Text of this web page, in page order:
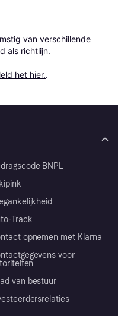
van verschillende
als richtlijn.
het hier..
BNPL
Track
opnemen met Klarna
voor
van bestuur